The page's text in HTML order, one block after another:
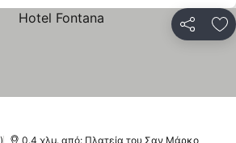
0.4 χλμ. από: Πλατεία του Σαν Μάρκο